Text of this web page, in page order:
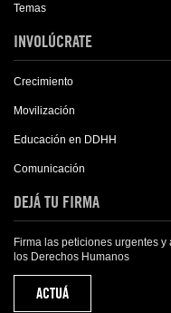
Temas
INVOLÚCRATE
Crecimiento
Movilización
Educación en DDHH
Comunicación
DEJÁ TU FIRMA
Firma las peticiones urgentes
los Derechos Humanos
ACTUÁ